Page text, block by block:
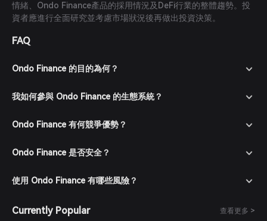
情緒、Ondo Finance產品的採用情況及DeFi行業的整體趨勢。投
資者應進行全面研究並考慮市場狀況後再做出投資決策。
FAQ
Ondo Finance 的目的為何？
我如何參與 Ondo Finance 的生態系統？
Ondo Finance 有何競爭優勢？
Ondo Finance 是否安全？
使用 Ondo Finance 有哪些風險？
Currently Popular 查看更多 >